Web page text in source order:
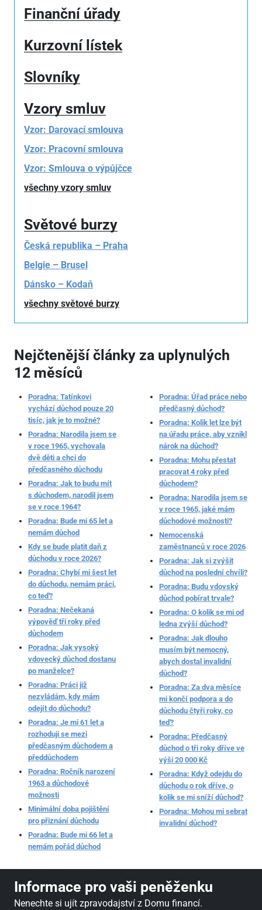
Finanční úřady
Kurzovní lístek
Slovníky
Vzory smluv
Vzor: Darovací smlouva
Vzor: Pracovní smlouva
Vzor: Smlouva o výpůjčce
všechny vzory smluv
Světové burzy
Česká republika – Praha
Belgie – Brusel
Dánsko – Kodaň
všechny světové burzy
Nejčtenější články za uplynulých
12 měsíců
Poradna: Tatínkovi
vychází důchod pouze 20
tisíc, jak je to možné?
Poradna: Narodila jsem se
v roce 1965, vychovala
dvě děti a chci do
předčasného důchodu
Poradna: Jak to budu mít
s důchodem, narodil jsem
se v roce 1964?
Poradna: Bude mi 65 let a
nemám důchod
Kdy se bude platit daň z
důchodu v roce 2026?
Poradna: Chybí mi šest let
do důchodu, nemám práci,
co teď?
Poradna: Nečekaná
výpověď tři roky před
důchodem
Poradna: Jak vysoký
vdovecký důchod dostanu
po manželce?
Poradna: Práci již
nezvládám, kdy mám
odejít do důchodu?
Poradna: Je mi 61 let a
rozhoduji se mezi
předčasným důchodem a
předdůchodem
Poradna: Ročník narození
1963 a důchodové
možnosti
Minimální doba pojištění
pro přiznání důchodu
Poradna: Bude mi 66 let a
nemám pořád důchod
Poradna: Úřad práce nebo
předčasný důchod?
Poradna: Kolik let lze být
na úřadu práce, aby vznikl
nárok na důchod?
Poradna: Mohu přestat
pracovat 4 roky před
důchodem?
Poradna: Narodila jsem se
v roce 1965, jaké mám
důchodové možnosti?
Nemocenská
zaměstnanců v roce 2026
Poradna: Jak si zvýšit
důchod na poslední chvíli?
Poradna: Budu vdovský
důchod pobírat trvale?
Poradna: O kolik se mi od
ledna zvýší důchod?
Poradna: Jak dlouho
musím být nemocný,
abych dostal invalidní
důchod?
Poradna: Za dva měsíce
mi končí podpora a do
důchodu čtyři roky, co
teď?
Poradna: Předčasný
důchod o tři roky dříve ve
výši 20 000 Kč
Poradna: Když odejdu do
důchodu o rok dříve, o
kolik se mi sníží důchod?
Poradna: Mohou mi sebrat
invalidní důchod?
Informace pro vaši peněženku
Nenechte si ujít zpravodajství z Domu financí.